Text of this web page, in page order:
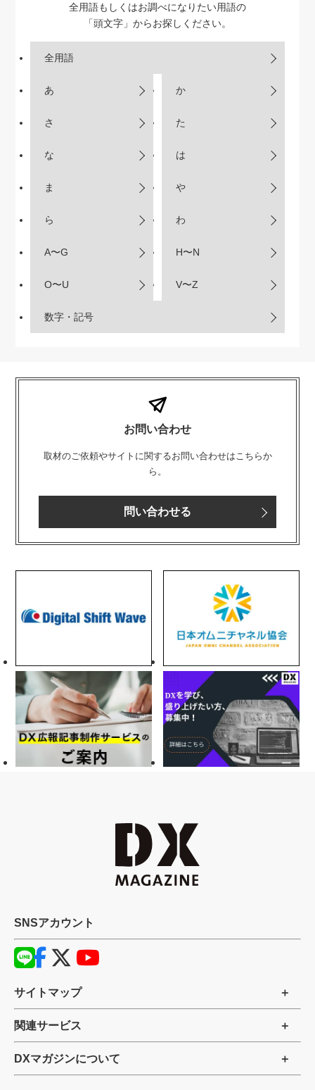
全用語もしくはお調べになりたい用語の
「頭文字」からお探しください。
全用語
あ か
さ た
な は
ま や
ら わ
A〜G H〜N
O〜U V〜Z
数字・記号
お問い合わせ
取材のご依頼やサイトに関するお問い合わせはこちらか
ら。
問い合わせる
SNSアカウント
サイトマップ
関連サービス
DXマガジンについて